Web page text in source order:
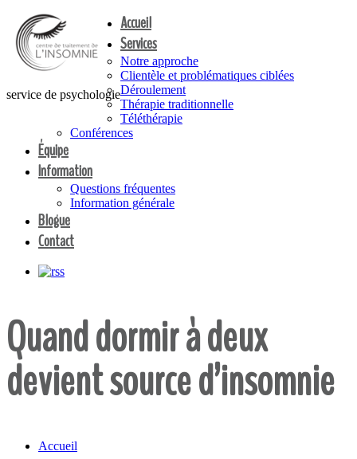
service de psychologie
Accueil
Services
Notre approche
Clientèle et problématiques ciblées
Déroulement
Thérapie traditionnelle
Téléthérapie
Conférences
Équipe
Information
Questions fréquentes
Information générale
Blogue
Contact
Quand dormir à deux
devient source d’insomnie
Accueil